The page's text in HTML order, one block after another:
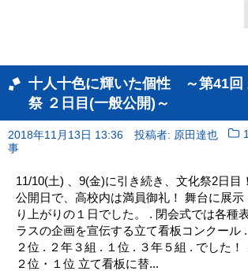
十人十色に輝いた個性 ～第41回
祭 ２日目(一般公開)～
2018年11月13日 13:36 投稿者: 原田達也
事
11/10(土) 、9(金)に引き続き、文化祭2日目
公開日で、高校内は満員御礼！ 舞台に展示
り上がりの１日でした。 . 閉会式では各種
ラスの企画を宣伝する立て看板コンクール
２位 . ２年３組 . １位 . ３年５組 . でした
２位・１位 立て看板に替...